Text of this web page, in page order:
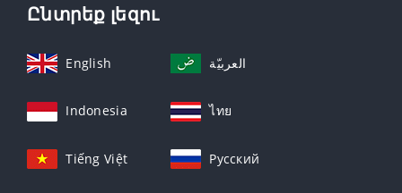
Ընտրեք լեզու
English العربيّة
Indonesia ไทย
Tiếng Việt Русский